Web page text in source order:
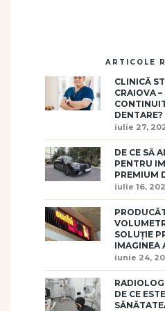
ARTICOLE
CLINICĂ
CRAIOVA
iulie 27,
DE CE SĂ
PENTRU
PREMIUM
iulie 16,
SOLUȚIE
IMAGINEA
iunie 24,
DE CE